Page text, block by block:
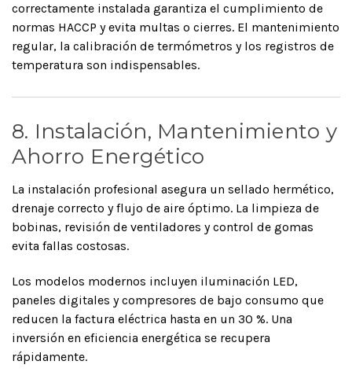
correctamente instalada garantiza el cumplimiento de
normas HACCP y evita multas o cierres. El mantenimiento
regular, la calibración de termómetros y los registros de
temperatura son indispensables.
8. Instalación, Mantenimiento y
Ahorro Energético
La instalación profesional asegura un sellado hermético,
drenaje correcto y flujo de aire óptimo. La limpieza de
bobinas, revisión de ventiladores y control de gomas
evita fallas costosas.
Los modelos modernos incluyen iluminación LED,
paneles digitales y compresores de bajo consumo que
reducen la factura eléctrica hasta en un 30 %. Una
inversión en eficiencia energética se recupera
rápidamente.